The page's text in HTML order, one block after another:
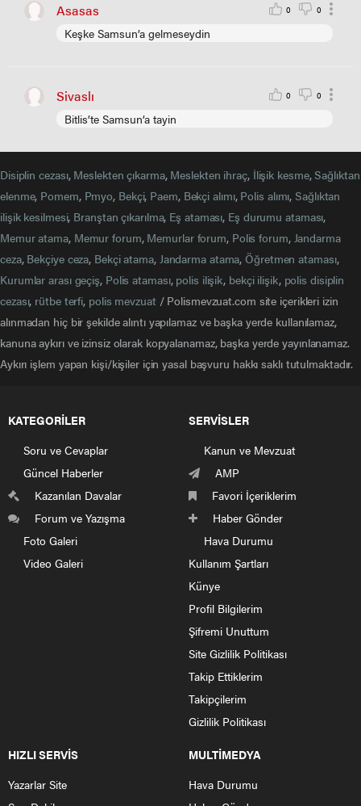
Asasas 0 0
Keşke Samsun’a gelmeseydin
Sivaslı 0 0
Bitlis’te Samsun’a tayin
Disiplin cezası, Meslekten çıkarma, Meslekten ihraç, İlişik kesme,Sağlıktan
elenme, Pomem, Pmyo, Bekçi, Paem, Bekçi alımı, Polis alımı,Sağlıktan
ilişik kesilmesi, Branştan çıkarılma, Eş ataması, Eş durumu ataması,
Memur atama, Memur forum, Memurlar forum, Polis forum, Jandarma
ceza, Bekçiye ceza, Bekçi atama, Jandarma atama,Öğretmen ataması,
Kurumlar arası geçiş, Polis ataması, polis ilişik, bekçi ilişik, polis disiplin
cezası, rütbe terfi, polis mevzuat/ Polismevzuat.com site içerikleri izin
alınmadan hiç bir şekilde alıntı yapılamaz ve başka yerde kullanılamaz,
kanuna aykırı ve izinsiz olarak kopyalanamaz, başka yerde yayınlanamaz.
Aykırı işlem yapan kişi/kişiler için yasal başvuru hakkı saklı tutulmaktadır.
KATEGORİLER
Soru ve Cevaplar
Güncel Haberler
Kazanılan Davalar
Forum ve Yazışma
Foto Galeri
Video Galeri
SERVİSLER
Kanun ve Mevzuat
AMP
Favori İçeriklerim
Haber Gönder
Hava Durumu
Kullanım Şartları
Künye
Profil Bilgilerim
Şifremi Unuttum
Site Gizlilik Politikası
Takip Ettiklerim
Takipçilerim
Gizlilik Politikası
HIZLI SERVİS
Yazarlar Site
MULTİMEDYA
Hava Durumu